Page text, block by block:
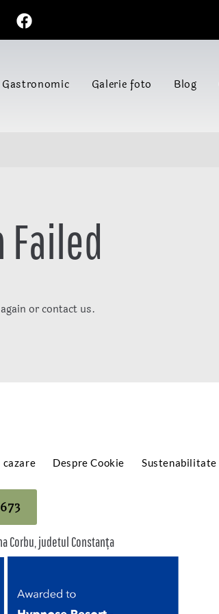
Galerie foto Blog
or contact us.
Despre Cookie Sustenabilitate
Corbu, judetul Constanța